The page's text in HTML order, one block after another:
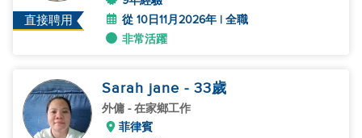
直接聘用
從 10日11月2026年 | 全職
非常活躍
Sarah jane - 33歲
外傭 - 在家鄉工作
菲律賓